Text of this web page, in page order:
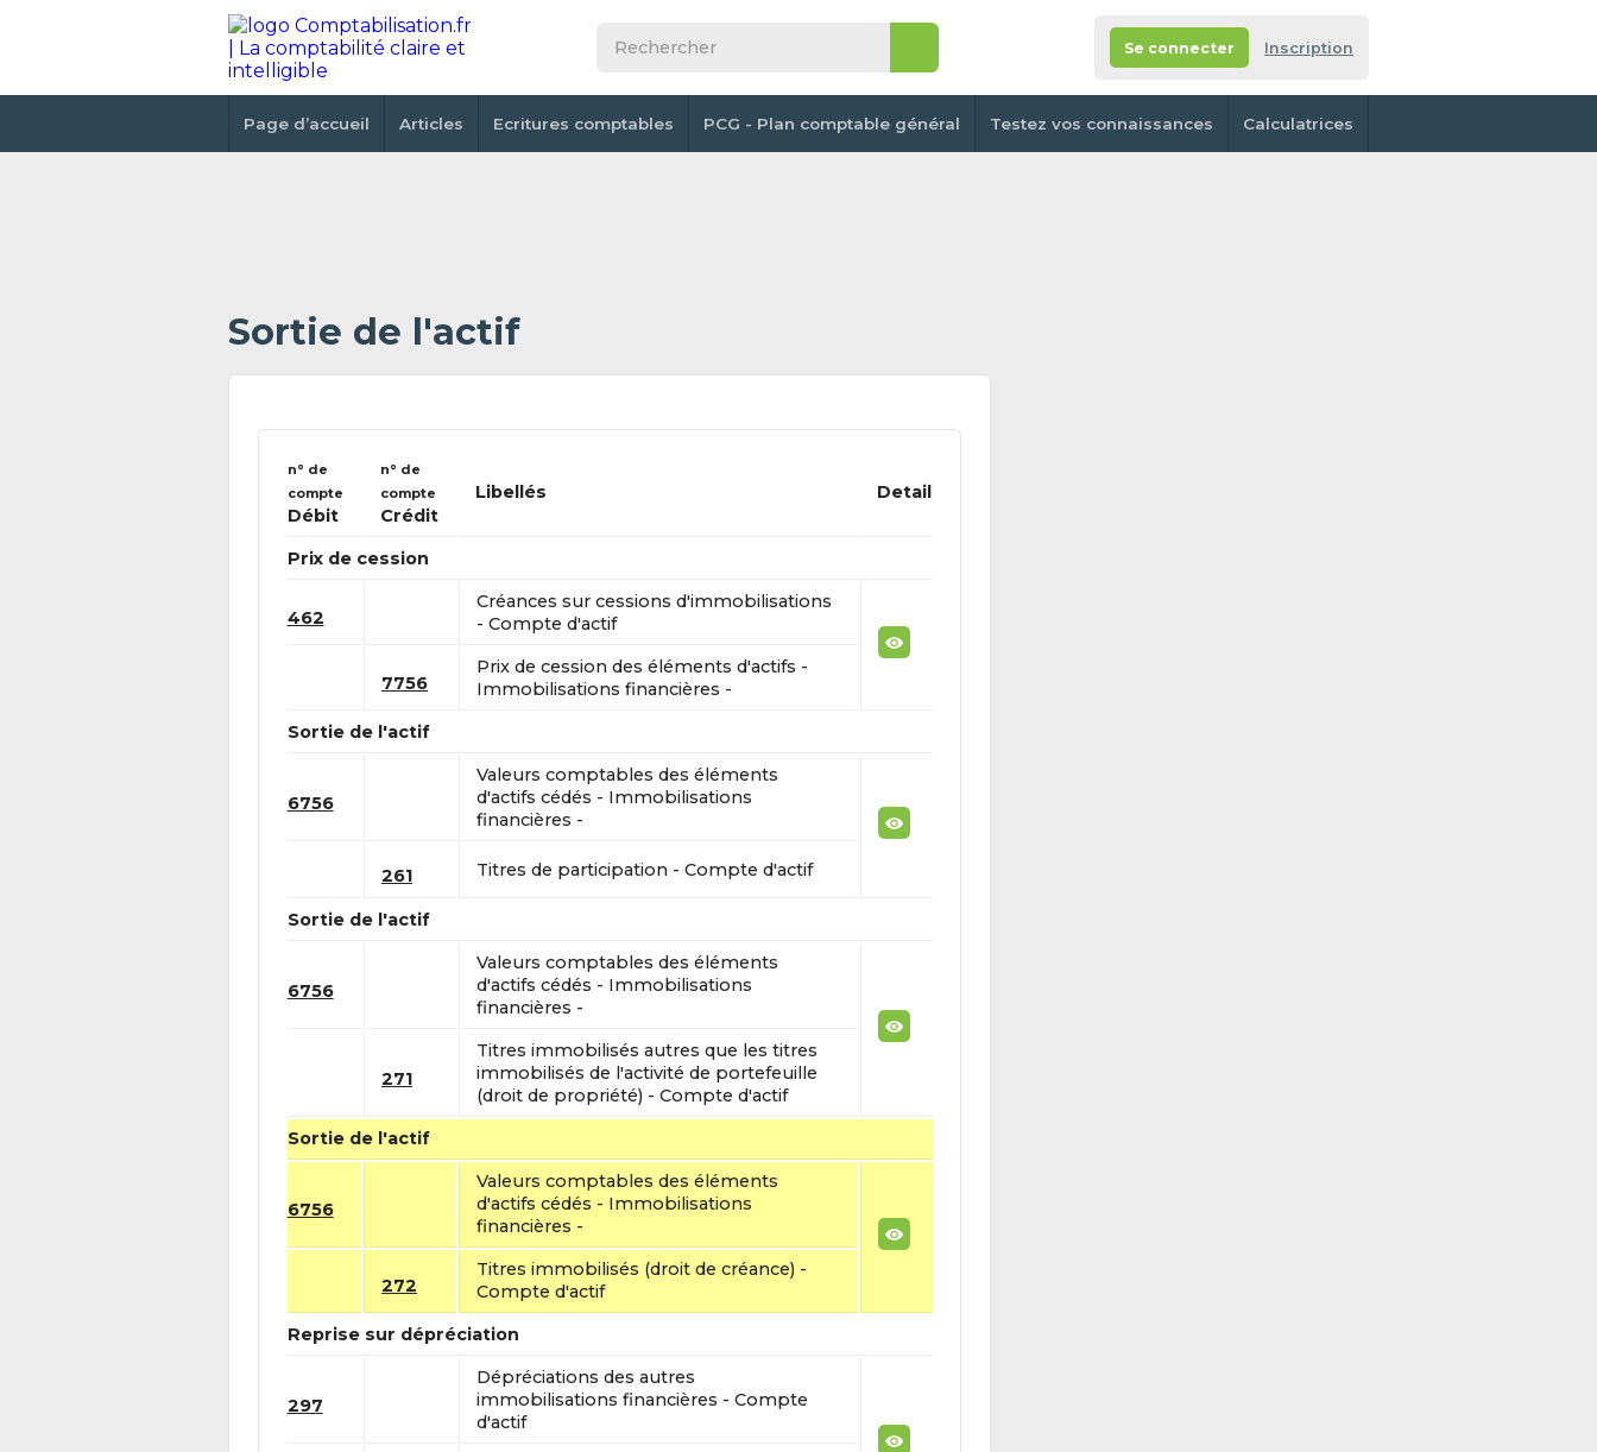
Se connecter Inscription
Page d’accueil Articles Ecritures comptables PCG - Plan comptable général Testez vos connaissances Calculatrices
Sortie de l'actif
n° de
compte
Débit
n° de
compte
Crédit
Libellés Detail
Prix de cession
462
Créances sur cessions d'immobilisations
- Compte d'actif
7756
Prix de cession des éléments d'actifs -
Immobilisations financières -
Sortie de l'actif
6756
Valeurs comptables des éléments
d'actifs cédés - Immobilisations
financières -
261 Titres de participation - Compte d'actif
Sortie de l'actif
6756
Valeurs comptables des éléments
d'actifs cédés - Immobilisations
financières -
271
Titres immobilisés autres que les titres
immobilisés de l'activité de portefeuille
(droit de propriété) - Compte d'actif
Sortie de l'actif
6756
Valeurs comptables des éléments
d'actifs cédés - Immobilisations
financières -
272
Titres immobilisés (droit de créance) -
Compte d'actif
Reprise sur dépréciation
297
Dépréciations des autres
immobilisations financières - Compte
d'actif